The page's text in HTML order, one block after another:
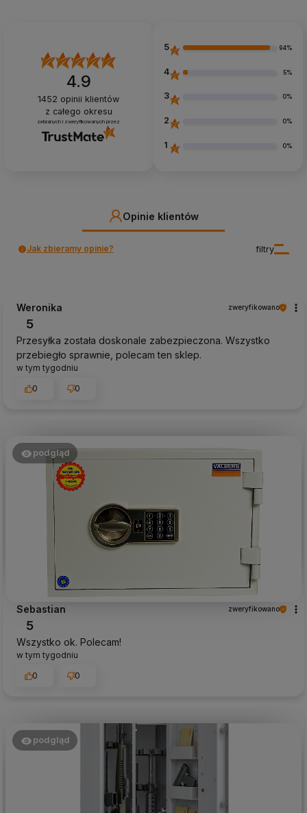
4.9
1452 opinii klientów
z całego okresu
zebranych i zweryfikowanych przez
5 94%
4 5%
3 0%
2 0%
1 0%
Opinie klientów
filtry
Jak zbieramy opinie?
Weronika zweryfikowano
5
Przesyłka została doskonale zabezpieczona. Wszystko
przebiegło sprawnie, polecam ten sklep.
w tym tygodniu
0
0
podgląd
Sebastian zweryfikowano
5
Wszystko ok. Polecam!
w tym tygodniu
0
0
podgląd